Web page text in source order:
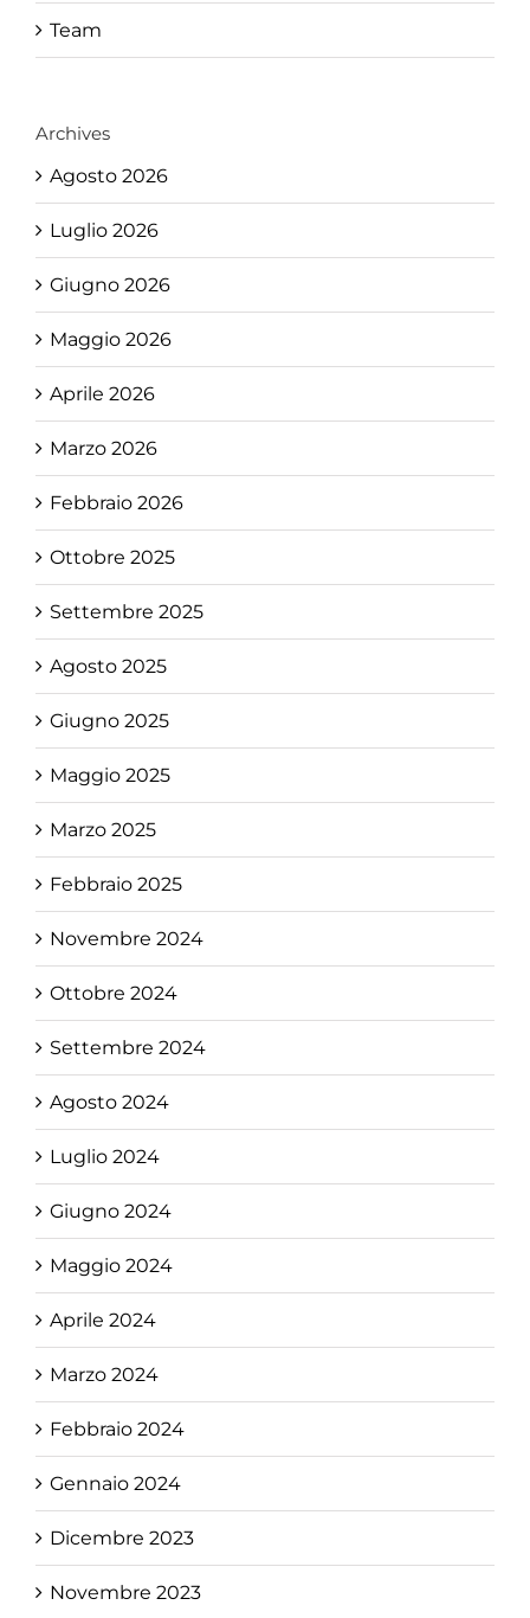
Team
Archives
Agosto 2026
Luglio 2026
Giugno 2026
Maggio 2026
Aprile 2026
Marzo 2026
Febbraio 2026
Ottobre 2025
Settembre 2025
Agosto 2025
Giugno 2025
Maggio 2025
Marzo 2025
Febbraio 2025
Novembre 2024
Ottobre 2024
Settembre 2024
Agosto 2024
Luglio 2024
Giugno 2024
Maggio 2024
Aprile 2024
Marzo 2024
Febbraio 2024
Gennaio 2024
Dicembre 2023
Novembre 2023